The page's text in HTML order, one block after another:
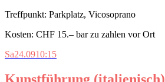
Treffpunkt: Parkplatz, Vicosoprano
Kosten: CHF 15.– bar zu zahlen vor Ort
Sa24.0910:15